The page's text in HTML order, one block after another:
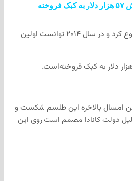
دولت کبک، تا پایان سال ۲۰۱۸ حدود ۵۰ خودروی هیدوژنی را که قبلا از تویوتا خریده، وارد سیستم حمل و نقل استان خواهد‌کرد. شرکت تویوتا، این اتوموبیل‌ها را به ارزش ۵۷ هزار دلار به کبک فروخته‌
نخستین شرکت اتوموبیل‌سازی که به استفاده از هیدروژن به عنوان یک سوخت پاک، علاقه نشان داد، تویوتا بود که در دهه ۹۰ میلادی کار تحقیق و ساخت موتورهای جدید را شروع کرد و در سال ۲۰۱۴ توانست اولین
امسال بالاخره این طلسم شکست و
دولت کانادا مصمم است روی این